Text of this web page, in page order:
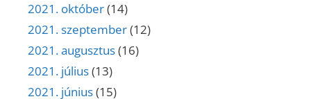
2021. október(14)
2021. szeptember(12)
2021. augusztus(16)
2021. július(13)
2021. június(15)